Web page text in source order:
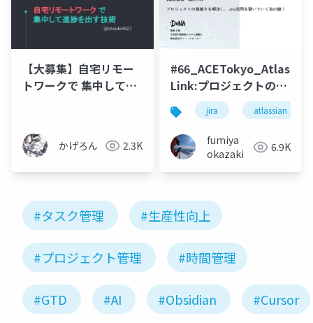
【大募集】自宅リモー
トワークで 集中して進
かげろん 2.3K
Link:プロジェクトの複
雑さを解決し、Jira活
用を繋いでいく為の
鍵！_20240717
jira atlassian
fumiya
okazaki
6.9K
#タスク管理 #生産性向上
#プロジェクト管理 #時間管理
#GTD #AI #Obsidian #Cursor